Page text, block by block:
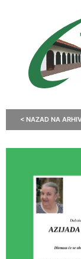
< NAZAD NA